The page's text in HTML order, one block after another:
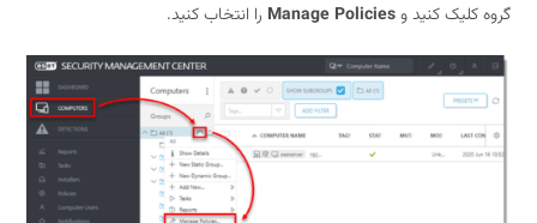
کنید وManage Policies را انتخاب کنید.